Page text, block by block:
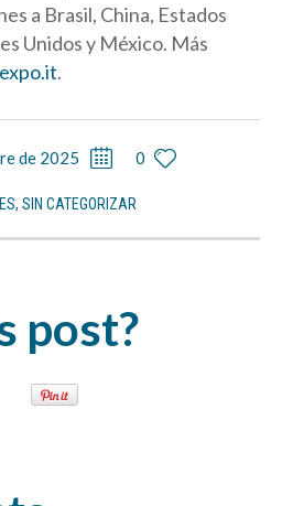
a Brasil, China, Estados
Unidos y México. Más
.
de 2025 0
, SIN CATEGORIZAR
post?